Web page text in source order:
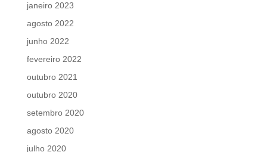
janeiro 2023
agosto 2022
junho 2022
fevereiro 2022
outubro 2021
outubro 2020
setembro 2020
agosto 2020
julho 2020